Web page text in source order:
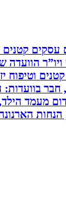
קטנים
הוועדה
וטיפוח
בוועדות:
מעמד הילד,
הארנונה,